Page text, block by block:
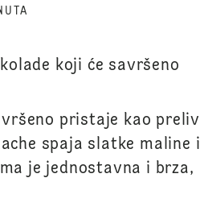
koji će savršeno
pristaje kao preliv
spaja slatke maline i
je jednostavna i brza,